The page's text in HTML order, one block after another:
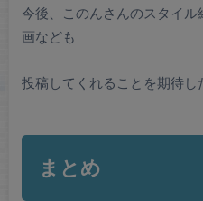
今後、このんさんのスタイ
画なども
投稿してくれることを期待し
まとめ